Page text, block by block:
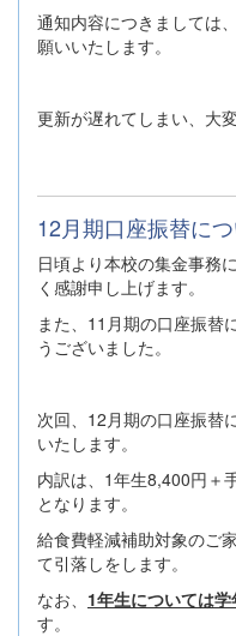
通知内容につきましては
願いいたします。
更新が遅れてしまい、大
12月期口座振替に
日頃より本校の集金事務
く感謝申し上げます。
また、11月期の口座振替
うございました。
次回、12月期の口座振替
いたします。
内訳は、1年生8,400円＋
となります。
給食費軽減補助対象のご
て引落しをします。
なお、 1年生については
す。